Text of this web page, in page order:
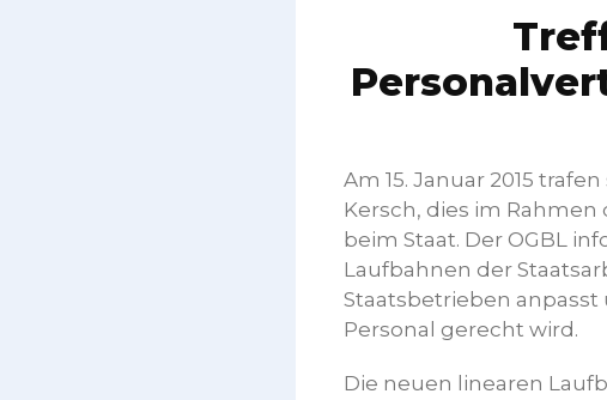
Am 15. Januar 2015
Kersch, dies im
beim Staat. Der OGBL
Laufbahnen der
Staatsbetrieben
Personal gerecht wird.
Die neuen linearen